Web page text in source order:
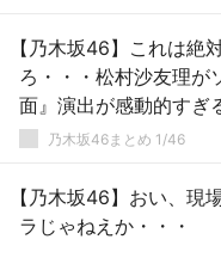
【乃木坂46】これは絶
ろ・・・松村沙友理が
面』演出が感動的すぎ
【さゆりんご軍団ライ
乃木坂46まとめ 1/46
【乃木坂46】おい、現
ラじゃねえか・・・